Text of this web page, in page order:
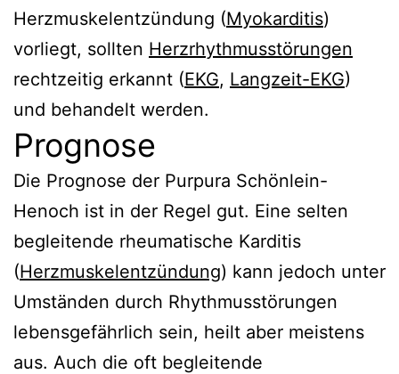
Herzmuskelentzündung (Myokarditis)
vorliegt, sollten Herzrhythmusstörungen
rechtzeitig erkannt (EKG, Langzeit-EKG)
und behandelt werden.
Prognose
Die Prognose der Purpura Schönlein-
Henoch ist in der Regel gut. Eine selten
begleitende rheumatische Karditis
(Herzmuskelentzündung) kann jedoch unter
Umständen durch Rhythmusstörungen
lebensgefährlich sein, heilt aber meistens
aus. Auch die oft begleitende